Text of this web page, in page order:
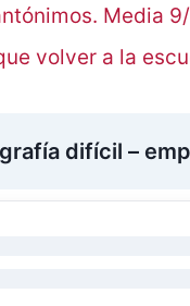
Media
volver a la
difícil –